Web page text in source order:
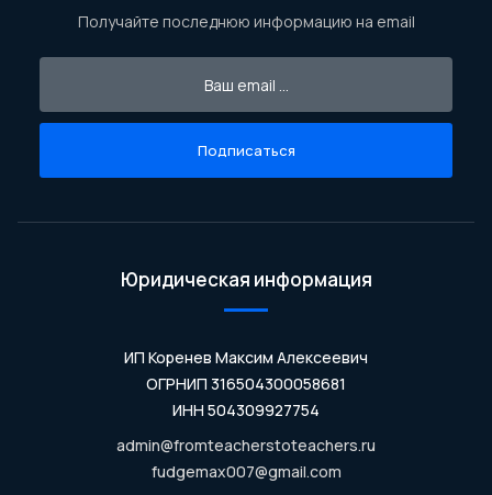
Получайте последнюю информацию на email
Подписаться
Юридическая информация
ИП Коренев Максим Алексеевич
ОГРНИП 316504300058681
ИНН 504309927754
admin@fromteacherstoteachers.ru
fudgemax007@gmail.com